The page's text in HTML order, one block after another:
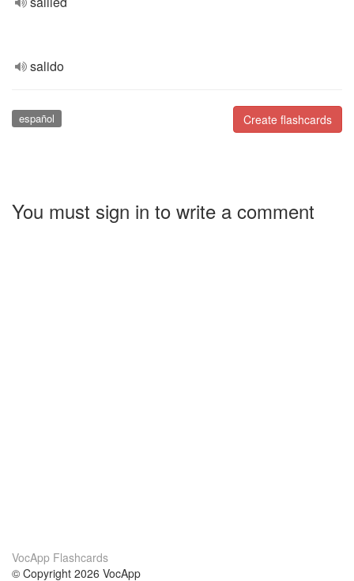
salido
Create flashcards
español
You must sign in to write a comment
VocApp Flashcards
© Copyright 2026 VocApp